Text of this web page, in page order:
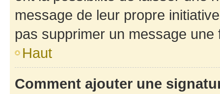
message de leur propre
pas supprimer un message une
Haut
Comment ajouter une